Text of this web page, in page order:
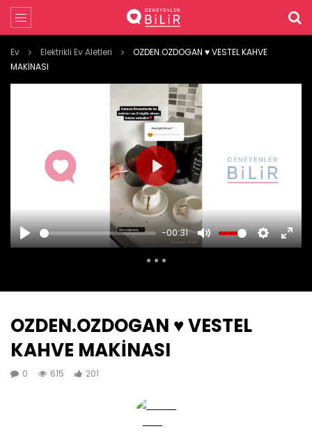
Ev Elektrikli Ev Aletleri
OZDEN.OZDOGAN ♥️ VESTEL KAHVE
MAKİNASI
PLAY
-00:31
MUTE
SETTINGS
PLAY
OZDEN.OZDOGAN ♥️ VESTEL
KAHVE MAKİNASI
0 615 201